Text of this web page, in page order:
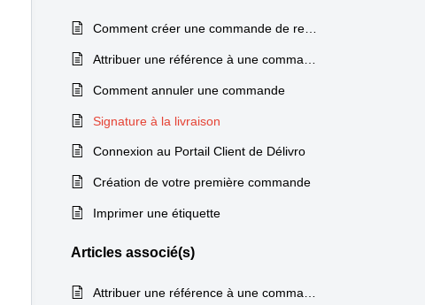
Comment créer une commande de retour
Comment annuler une commande
Signature à la livraison
Connexion au Portail Client de Délivro
Création de votre première commande
Imprimer une étiquette
Articles associé(s)